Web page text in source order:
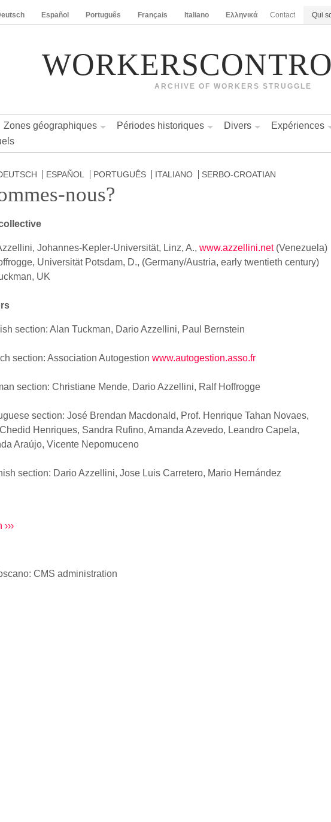
Español Português Français Italiano Ελληνικά Contact Qui
ARCHIVE OF WORKERS STRUGGLE
Zones géographiques Périodes historiques Divers Expériences
ESPAÑOL PORTUGUÊS ITALIANO SERBO-CROATIAN
nous?
Johannes-Kepler-Universität, Linz, A., www.azzellini.net(Venezuela)
Universität Potsdam, D., (Germany/Austria, early twentieth century)
UK
section: Alan Tuckman, Dario Azzellini, Paul Bernstein
section: Association Autogestion www.autogestion.asso.fr
section: Christiane Mende, Dario Azzellini, Ralf Hoffrogge
section: José Brendan Macdonald, Prof. Henrique Tahan Novaes,
Henriques, Sandra Rufino, Amanda Azevedo, Leandro Capela,
Araújo, Vicente Nepomuceno
section: Dario Azzellini, Jose Luis Carretero, Mario Hernández
CMS administration